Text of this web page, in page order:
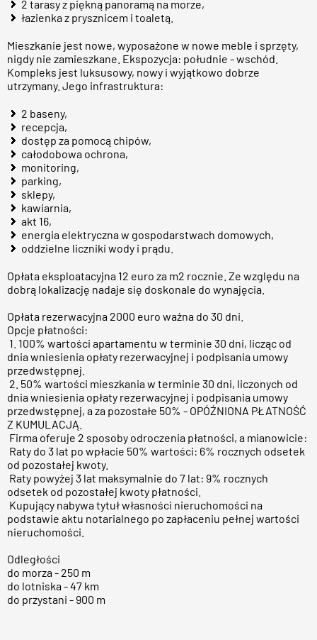
2 tarasy z piękną panoramą na morze,
łazienka z prysznicem i toaletą.
Mieszkanie jest nowe, wyposażone w nowe meble i sprzęty,
nigdy nie zamieszkane. Ekspozycja: południe - wschód.
Kompleks jest luksusowy, nowy i wyjątkowo dobrze
utrzymany. Jego infrastruktura:
2 baseny,
recepcja,
dostęp za pomocą chipów,
całodobowa ochrona,
monitoring,
parking,
sklepy,
kawiarnia,
akt 16,
energia elektryczna w gospodarstwach domowych,
oddzielne liczniki wody i prądu.
Opłata eksploatacyjna 12 euro za m2 rocznie. Ze względu na
dobrą lokalizację nadaje się doskonale do wynajęcia.
Opłata rezerwacyjna 2000 euro ważna do 30 dni.
Opcje płatności:
1. 100% wartości apartamentu w terminie 30 dni, licząc od
dnia wniesienia opłaty rezerwacyjnej i podpisania umowy
przedwstępnej.
2. 50% wartości mieszkania w terminie 30 dni, liczonych od
dnia wniesienia opłaty rezerwacyjnej i podpisania umowy
przedwstępnej, a za pozostałe 50% - OPÓŹNIONA PŁATNOŚĆ
Z KUMULACJĄ.
Firma oferuje 2 sposoby odroczenia płatności, a mianowicie:
Raty do 3 lat po wpłacie 50% wartości: 6% rocznych odsetek
od pozostałej kwoty.
Raty powyżej 3 lat maksymalnie do 7 lat: 9% rocznych
odsetek od pozostałej kwoty płatności.
Kupujący nabywa tytuł własności nieruchomości na
podstawie aktu notarialnego po zapłaceniu pełnej wartości
nieruchomości.
Odległości
do morza - 250 m
do lotniska - 47 km
do przystani - 900 m